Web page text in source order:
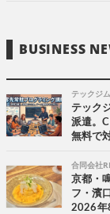
BUSINESS
テックジ
テック
派遣。
無料で
合同会社
京都・
フ・濱
2026年